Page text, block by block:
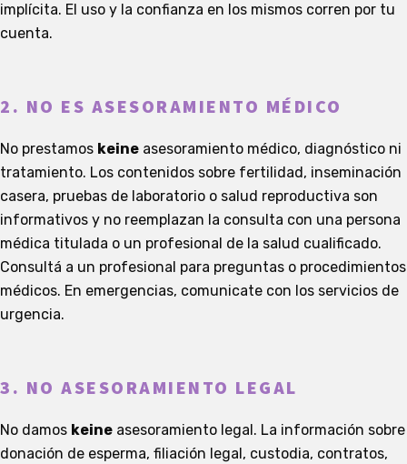
implícita. El uso y la confianza en los mismos corren por tu
cuenta.
2. NO ES ASESORAMIENTO MÉDICO
No prestamos keine asesoramiento médico, diagnóstico ni
tratamiento. Los contenidos sobre fertilidad, inseminación
casera, pruebas de laboratorio o salud reproductiva son
informativos y no reemplazan la consulta con una persona
médica titulada o un profesional de la salud cualificado.
Consultá a un profesional para preguntas o procedimientos
médicos. En emergencias, comunicate con los servicios de
urgencia.
3. NO ASESORAMIENTO LEGAL
No damos keine asesoramiento legal. La información sobre
donación de esperma, filiación legal, custodia, contratos,